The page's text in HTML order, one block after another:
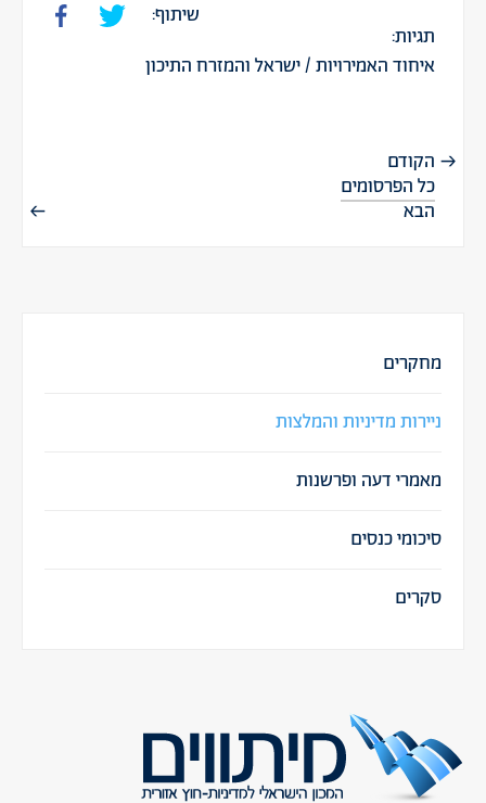
שיתוף:
תגיות:
איחוד האמירויות/ישראל והמזרח התיכון
הקודם
כל הפרסומים
הבא
מחקרים
ניירות מדיניות והמלצות
מאמרי דעה ופרשנות
סיכומי כנסים
סקרים